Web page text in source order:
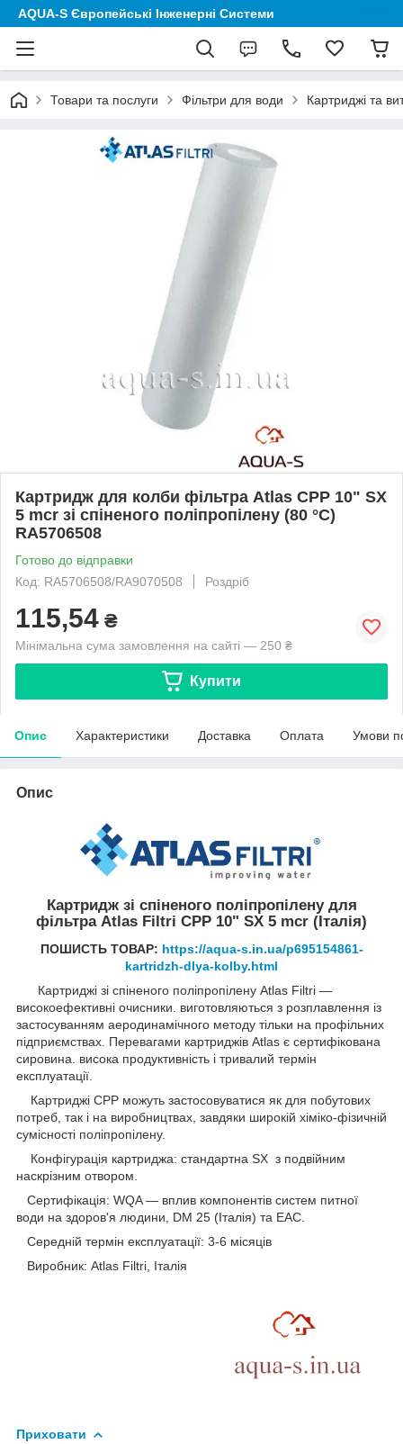
AQUA-S Європейські Інженерні Системи
Товари та послуги Фільтри для води Картриджі та
Картридж для колби фільтра Atlas CPP 10" SX
5 mcr зі спіненого поліпропілену (80 °C)
RA5706508
Готово до відправки
Код: RA5706508/RA9070508
Роздріб
115,54 ₴
Мінімальна сума замовлення на сайті — 250 ₴
Купити
Опис Характеристики Доставка Оплата Умови
Опис
Картридж зі спіненого поліпропілену для
фільтра Atlas Filtri CPP 10" SX 5 mcr (Італія)
ПОШИСТЬ ТОВАР: https://aqua-s.in.ua/p695154861-
kartridzh-dlya-kolby.html
Картриджі зі спіненого поліпропілену Atlas Filtri —
високоефективні очисники. виготовляються з розплавлення із
застосуванням аеродинамічного методу тільки на профільних
підприємствах. Перевагами картриджів Atlas є сертифікована
сировина. висока продуктивність і тривалий термін
експлуатації.
Картриджі CPP можуть застосовуватися як для побутових
потреб, так і на виробництвах, завдяки широкій хіміко-фізичній
сумісності поліпропілену.
Конфігурація картриджа: стандартна SX з подвійним
наскрізним отвором.
Сертифікація: WQA — вплив компонентів систем питної
води на здоров'я людини, DM 25 (Італія) та EAC.
Середній термін експлуатації: 3-6 місяців
Виробник: Atlas Filtri, Італія
Приховати